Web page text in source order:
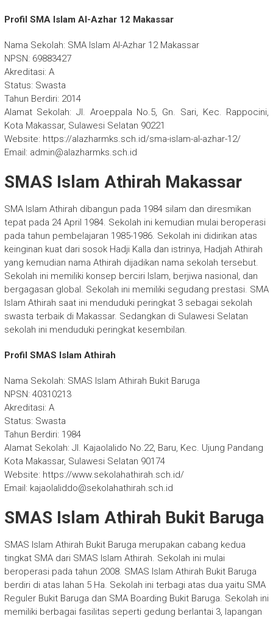
Profil SMA Islam Al-Azhar 12 Makassar
Nama Sekolah: SMA Islam Al-Azhar 12 Makassar
NPSN: 69883427
Akreditasi: A
Status: Swasta
Tahun Berdiri: 2014
Alamat Sekolah: Jl. Aroeppala No.5, Gn. Sari, Kec. Rappocini,
Kota Makassar, Sulawesi Selatan 90221
Website: https://alazharmks.sch.id/sma-islam-al-azhar-12/
Email: admin@alazharmks.sch.id
SMAS Islam Athirah Makassar
SMA Islam Athirah dibangun pada 1984 silam dan diresmikan
tepat pada 24 April 1984. Sekolah ini kemudian mulai beroperasi
pada tahun pembelajaran 1985-1986. Sekolah ini didirikan atas
keinginan kuat dari sosok Hadji Kalla dan istrinya, Hadjah Athirah
yang kemudian nama Athirah dijadikan nama sekolah tersebut.
Sekolah ini memiliki konsep berciri Islam, berjiwa nasional, dan
bergagasan global. Sekolah ini memiliki segudang prestasi. SMA
Islam Athirah saat ini menduduki peringkat 3 sebagai sekolah
swasta terbaik di Makassar. Sedangkan di Sulawesi Selatan
sekolah ini menduduki peringkat kesembilan.
Profil SMAS Islam Athirah
Nama Sekolah: SMAS Islam Athirah Bukit Baruga
NPSN: 40310213
Akreditasi: A
Status: Swasta
Tahun Berdiri: 1984
Alamat Sekolah: Jl. Kajaolalido No.22, Baru, Kec. Ujung Pandang
Kota Makassar, Sulawesi Selatan 90174
Website: https://www.sekolahathirah.sch.id/
Email: kajaolaliddo@sekolahathirah.sch.id
SMAS Islam Athirah Bukit Baruga
SMAS Islam Athirah Bukit Baruga merupakan cabang kedua
tingkat SMA dari SMAS Islam Athirah. Sekolah ini mulai
beroperasi pada tahun 2008. SMAS Islam Athirah Bukit Baruga
berdiri di atas lahan 5 Ha. Sekolah ini terbagi atas dua yaitu SMA
Reguler Bukit Baruga dan SMA Boarding Bukit Baruga. Sekolah ini
memiliki berbagai fasilitas seperti gedung berlantai 3, lapangan